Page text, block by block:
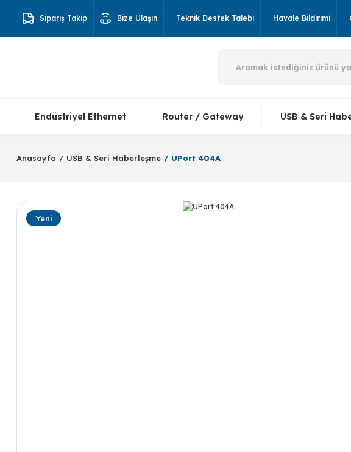
Sipariş Takip Bize Ulaşın Teknik Destek Talebi Havale Bildirimi
Endüstriyel Ethernet Router / Gateway USB & Seri
Anasayfa USB & Seri Haberleşme UPort 404A
Yeni